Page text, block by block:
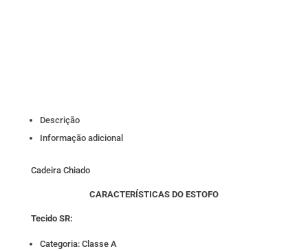
Descrição
Informação adicional
Cadeira Chiado
CARACTERÍSTICAS DO ESTOFO
Tecido SR:
Categoria: Classe A